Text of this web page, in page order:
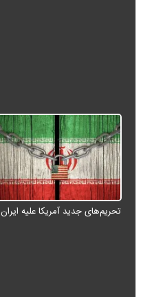
تحریم‌های جدید آمریکا علیه ایران